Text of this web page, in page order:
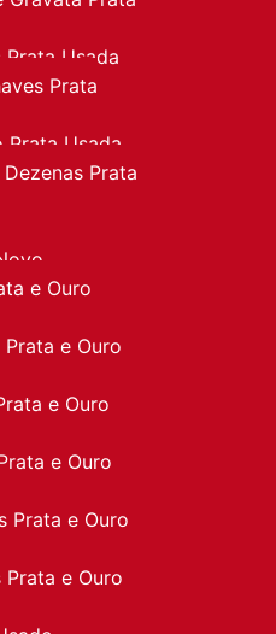
Prata Usada
Prata
Prata Usada
Prata
e Ouro
e Ouro
e Ouro
e Ouro
Prata e Ouro
Prata e Ouro